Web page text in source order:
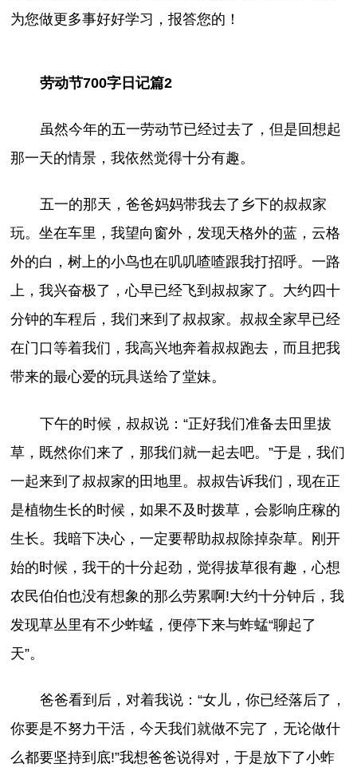
为您做更多事好好学习，报答您的！
劳动节700字日记篇2
虽然今年的五一劳动节已经过去了，但是回想起
那一天的情景，我依然觉得十分有趣。
五一的那天，爸爸妈妈带我去了乡下的叔叔家
玩。坐在车里，我望向窗外，发现天格外的蓝，云格
外的白，树上的小鸟也在叽叽喳喳跟我打招呼。一路
上，我兴奋极了，心早已经飞到叔叔家了。大约四十
分钟的车程后，我们来到了叔叔家。叔叔全家早已经
在门口等着我们，我高兴地奔着叔叔跑去，而且把我
带来的最心爱的玩具送给了堂妹。
下午的时候，叔叔说：“正好我们准备去田里拔
草，既然你们来了，那我们就一起去吧。”于是，我们
一起来到了叔叔家的田地里。叔叔告诉我们，现在正
是植物生长的时候，如果不及时拨草，会影响庄稼的
生长。我暗下决心，一定要帮助叔叔除掉杂草。刚开
始的时候，我干的十分起劲，觉得拔草很有趣，心想
农民伯伯也没有想象的那么劳累啊!大约十分钟后，我
发现草丛里有不少蚱蜢，便停下来与蚱蜢“聊起了
天”。
爸爸看到后，对着我说：“女儿，你已经落后了，
你要是不努力干活，今天我们就做不完了，无论做什
么都要坚持到底!”我想爸爸说得对，于是放下了小蚱